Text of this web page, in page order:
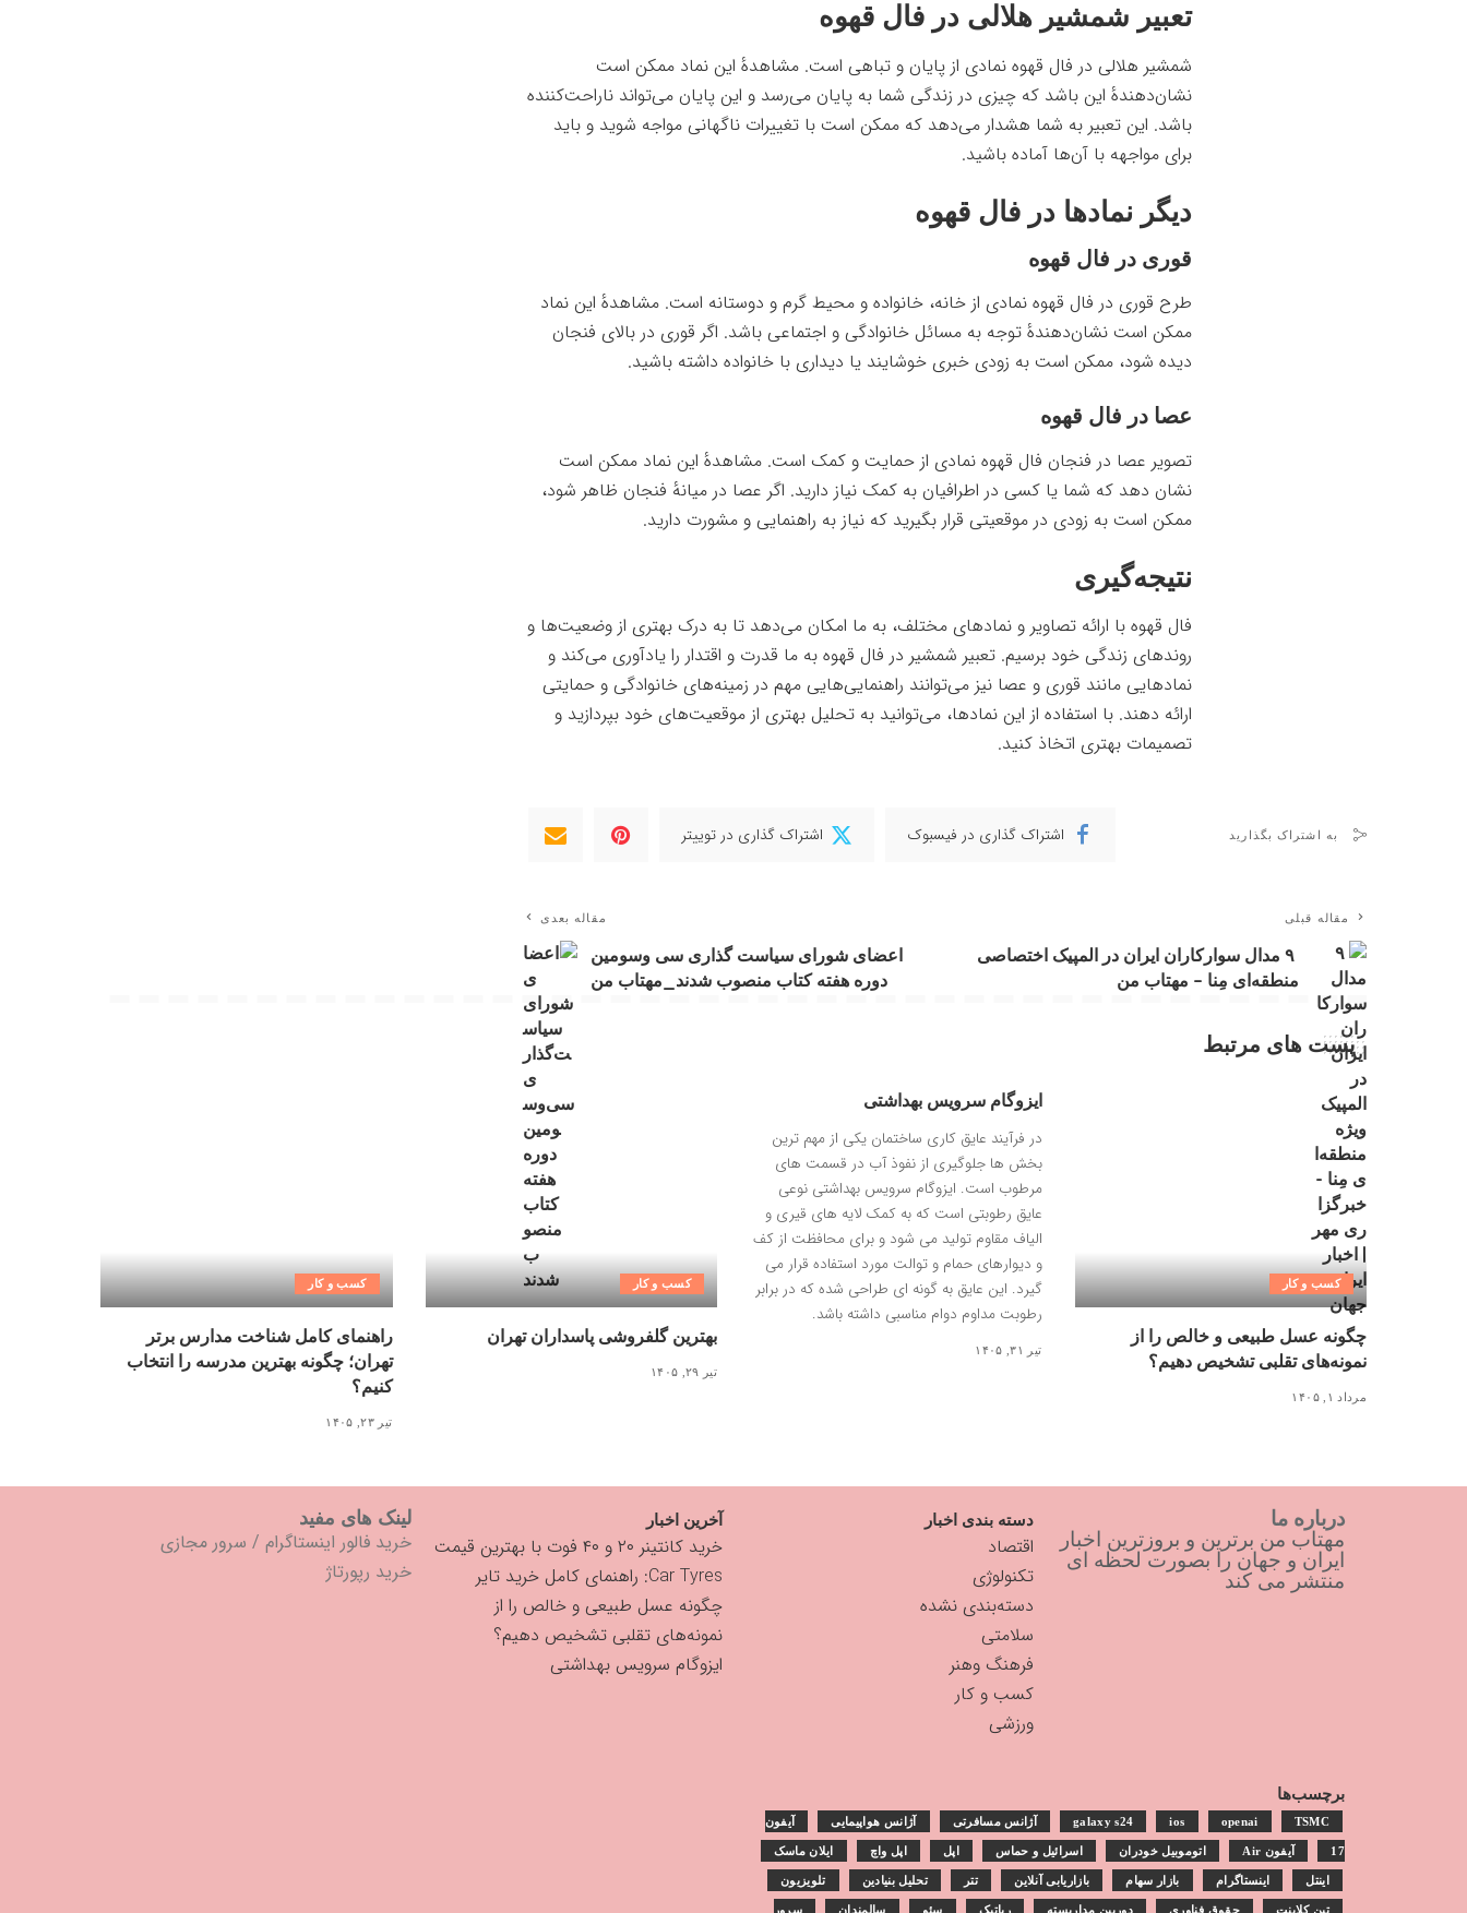
تعبیر شمشیر هلالی در فال قهوه
شمشیر هلالی در فال قهوه نمادی از پایان و تباهی است. مشاهدهٔ این نماد ممکن است
نشان‌دهندهٔ این باشد که چیزی در زندگی شما به پایان می‌رسد و این پایان می‌تواند ناراحت‌کننده
باشد. این تعبیر به شما هشدار می‌دهد که ممکن است با تغییرات ناگهانی مواجه شوید و باید
برای مواجهه با آن‌ها آماده باشید.
دیگر نمادها در فال قهوه
قوری در فال قهوه
طرح قوری در فال قهوه نمادی از خانه، خانواده و محیط گرم و دوستانه است. مشاهدهٔ این نماد
ممکن است نشان‌دهندهٔ توجه به مسائل خانوادگی و اجتماعی باشد. اگر قوری در بالای فنجان
دیده شود، ممکن است به زودی خبری خوشایند یا دیداری با خانواده داشته باشید.
عصا در فال قهوه
تصویر عصا در فنجان فال قهوه نمادی از حمایت و کمک است. مشاهدهٔ این نماد ممکن است
نشان دهد که شما یا کسی در اطرافیان به کمک نیاز دارید. اگر عصا در میانهٔ فنجان ظاهر شود،
ممکن است به زودی در موقعیتی قرار بگیرید که نیاز به راهنمایی و مشورت دارید.
نتیجه‌گیری
فال قهوه با ارائه تصاویر و نمادهای مختلف، به ما امکان می‌دهد تا به درک بهتری از وضعیت‌ها و
روندهای زندگی خود برسیم. تعبیر شمشیر در فال قهوه به ما قدرت و اقتدار را یادآوری می‌کند و
نمادهایی مانند قوری و عصا نیز می‌توانند راهنمایی‌هایی مهم در زمینه‌های خانوادگی و حمایتی
ارائه دهند. با استفاده از این نمادها، می‌توانید به تحلیل بهتری از موقعیت‌های خود بپردازید و
تصمیمات بهتری اتخاذ کنید.
به اشتراک بگذارید اشتراک گذاری در فیسبوک اشتراک گذاری در توییتر
مقاله قبلی
‍ ۹ مدال سوارکاران ایران در المپیک اختصاصی
منطقه‌ای مِنا – مهتاب من
مقاله بعدی
اعضای شورای سیاست گذاری سی وسومین
دوره هفته کتاب منصوب شدند_مهتاب من
پست های مرتبط
کسب و کار
چگونه عسل طبیعی و خالص را از
نمونه‌های تقلبی تشخیص دهیم؟
مرداد ۱, ۱۴۰۵
ایزوگام سرویس بهداشتی
در فرآیند عایق کاری ساختمان یکی از مهم ترین
بخش ها جلوگیری از نفوذ آب در قسمت های
مرطوب است. ایزوگام سرویس بهداشتی نوعی
عایق رطوبتی است که به کمک لایه های قیری و
الیاف مقاوم تولید می شود و برای محافظت از کف
و دیوارهای حمام و توالت مورد استفاده قرار می
گیرد. این عایق به گونه ای طراحی شده که در برابر
رطوبت مداوم دوام مناسبی داشته باشد.
تیر ۳۱, ۱۴۰۵
کسب و کار
بهترین گلفروشی پاسداران تهران
تیر ۲۹, ۱۴۰۵
کسب و کار
راهنمای کامل شناخت مدارس برتر
تهران؛ چگونه بهترین مدرسه را انتخاب
کنیم؟
تیر ۲۳, ۱۴۰۵
درباره ما
مهتاب من برترین و بروزترین اخبار
ایران و جهان را بصورت لحظه ای
منتشر می کند
دسته بندی اخبار
اقتصاد
تکنولوژی
دسته‌بندی نشده
سلامتی
فرهنگ وهنر
کسب و کار
ورزشی
آخرین اخبار
خرید کانتینر ۲۰ و ۴۰ فوت با بهترین قیمت
Car Tyres: راهنمای کامل خرید تایر
چگونه عسل طبیعی و خالص را از
نمونه‌های تقلبی تشخیص دهیم؟
ایزوگام سرویس بهداشتی
لینک های مفید
خرید فالور اینستاگرام / سرور مجازی
خرید رپورتاژ
برچسب‌ها
galaxy s24 ios openai TSMC آژانس مسافرتی آژانس هواپیمایی آیفون
17 آیفون Air اتوموبیل خودران اسرائیل و حماس اپل اپل واچ ایلان ماسک
اینتل اینستاگرام بازار سهام بازاریابی آنلاین تتر تحلیل بنیادین تلویزیون
تین کلاینت حقوق فناوری دوربین مداربسته رباتیک سئو سالمندان سرور